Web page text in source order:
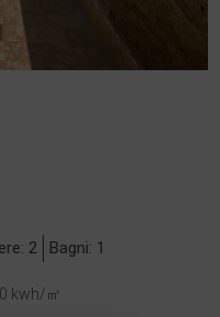
2 Bagni: 1
kwh/㎡